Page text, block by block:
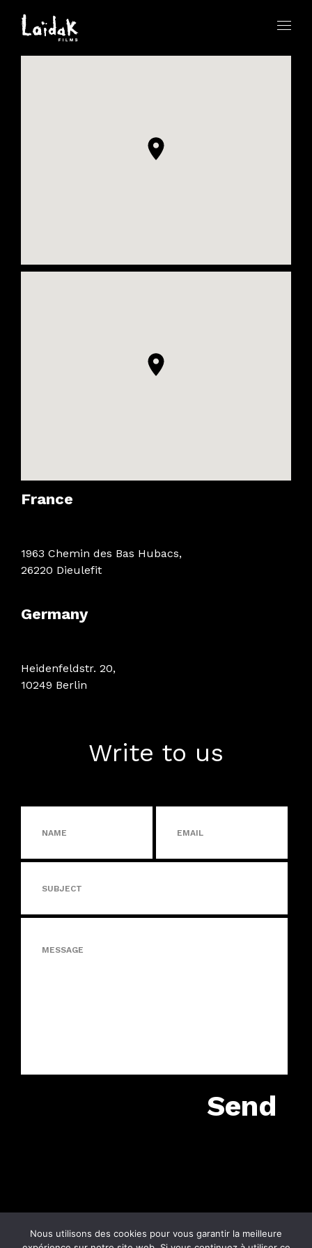
France
1963 Chemin des Bas Hubacs,
26220 Dieulefit
Germany
Heidenfeldstr. 20,
10249 Berlin
Write to us
Nous utilisons des cookies pour vous garantir la meilleure